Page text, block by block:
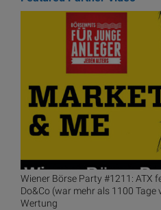
Wiener Börse Party #1211: ATX
Do&Co (war mehr als 1100
Wertung